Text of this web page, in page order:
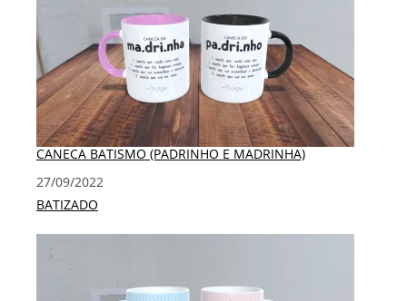
CANECA BATISMO (PADRINHO E MADRINHA)
Data
27/09/2022
Em relação a
BATIZADO